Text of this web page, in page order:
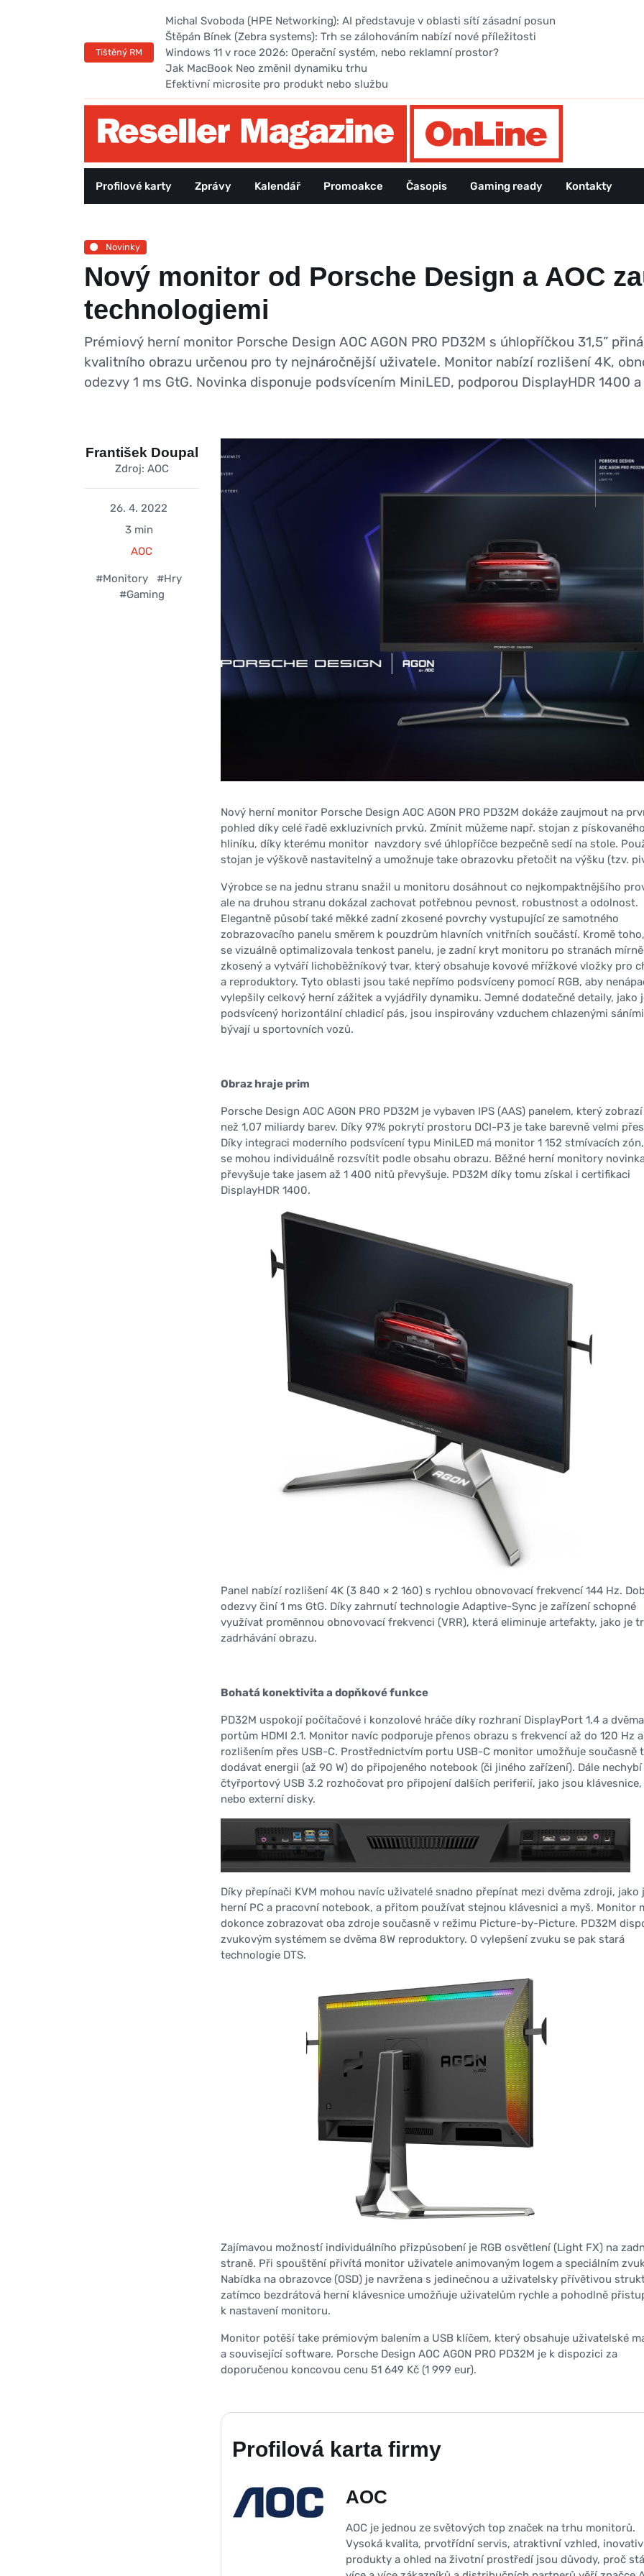
Tištěný RM
Michal Svoboda (HPE Networking): AI představuje v oblasti sítí zásadní posun
Štěpán Bínek (Zebra systems): Trh se zálohováním nabízí nové příležitosti
Windows 11 v roce 2026: Operační systém, nebo reklamní prostor?
Jak MacBook Neo změnil dynamiku trhu
Efektivní microsite pro produkt nebo službu
Profilové karty Zprávy Kalendář Promoakce Časopis Gaming ready Kontakty
Novinky
Nový monitor od Porsche Design a AOC
technologiemi
Prémiový herní monitor Porsche Design AOC AGON PRO PD32M s úhlopříčkou 31,5”
kvalitního obrazu určenou pro ty nejnáročnější uživatele. Monitor nabízí rozlišení 4K,
odezvy 1 ms GtG. Novinka disponuje podsvícením MiniLED, podporou DisplayHDR 1400
František Doupal
Zdroj: AOC
26. 4. 2022
3 min
AOC
#Monitory
#Hry
#Gaming
Nový herní monitor Porsche Design AOC AGON PRO PD32M dokáže zaujmout na
pohled díky celé řadě exkluzivních prvků. Zmínit můžeme např. stojan z
hliníku, díky kterému monitor navzdory své úhlopříčce bezpečně sedí na stole.
stojan je výškově nastavitelný a umožnuje take obrazovku přetočit na výšku (tzv.
Výrobce se na jednu stranu snažil u monitoru dosáhnout co nejkompaktnějšího
ale na druhou stranu dokázal zachovat potřebnou pevnost, robustnost a odolnost.
Elegantně působí také měkké zadní zkosené povrchy vystupující ze samotného
zobrazovacího panelu směrem k pouzdrům hlavních vnitřních součástí. Kromě
se vizuálně optimalizovala tenkost panelu, je zadní kryt monitoru po stranách mírně
zkosený a vytváří lichoběžníkový tvar, který obsahuje kovové mřížkové vložky pro
a reproduktory. Tyto oblasti jsou také nepřímo podsvíceny pomocí RGB, aby
vylepšily celkový herní zážitek a vyjádřily dynamiku. Jemné dodatečné detaily, jako
podsvícený horizontální chladicí pás, jsou inspirovány vzduchem chlazenými
bývají u sportovních vozů.
Obraz hraje prim
Porsche Design AOC AGON PRO PD32M je vybaven IPS (AAS) panelem, který
než 1,07 miliardy barev. Díky 97% pokrytí prostoru DCI-P3 je take barevně velmi
Díky integraci moderního podsvícení typu MiniLED má monitor 1 152 stmívacích
se mohou individuálně rozsvítit podle obsahu obrazu. Běžné herní monitory
převyšuje take jasem až 1 400 nitů převyšuje. PD32M díky tomu získal i certifikaci
DisplayHDR 1400.
Panel nabízí rozlišení 4K (3 840 × 2 160) s rychlou obnovovací frekvencí 144 Hz.
odezvy činí 1 ms GtG. Díky zahrnutí technologie Adaptive-Sync je zařízení schopné
využívat proměnnou obnovovací frekvenci (VRR), která eliminuje artefakty, jako je
zadrhávání obrazu.
Bohatá konektivita a dopňkové funkce
PD32M uspokojí počítačové i konzolové hráče díky rozhraní DisplayPort 1.4 a dvěma
portům HDMI 2.1. Monitor navíc podporuje přenos obrazu s frekvencí až do 120 Hz
rozlišením přes USB-C. Prostřednictvím portu USB-C monitor umožňuje současně
dodávat energii (až 90 W) do připojeného notebook (či jiného zařízení). Dále nechybí
čtyřportový USB 3.2 rozhočovat pro připojení dalších periferií, jako jsou
nebo externí disky.
Díky přepínači KVM mohou navíc uživatelé snadno přepínat mezi dvěma zdroji, jako
herní PC a pracovní notebook, a přitom používat stejnou klávesnici a myš. Monitor
dokonce zobrazovat oba zdroje současně v režimu Picture-by-Picture. PD32M
zvukovým systémem se dvěma 8W reproduktory. O vylepšení zvuku se pak stará
technologie DTS.
Zajímavou možností individuálního přizpůsobení je RGB osvětlení (Light FX) na
straně. Při spouštění přivítá monitor uživatele animovaným logem a speciálním
Nabídka na obrazovce (OSD) je navržena s jedinečnou a uživatelsky přívětivou
zatímco bezdrátová herní klávesnice umožňuje uživatelům rychle a pohodlně
k nastavení monitoru.
Monitor potěší take prémiovým balením a USB klíčem, který obsahuje uživatelské
a související software. Porsche Design AOC AGON PRO PD32M je k dispozici za
doporučenou koncovou cenu 51 649 Kč (1 999 eur).
Profilová karta firmy
AOC
AOC je jednou ze světových top značek na trhu monitorů.
Vysoká kvalita, prvotřídní servis, atraktivní vzhled,
produkty a ohled na životní prostředí jsou důvody, proč